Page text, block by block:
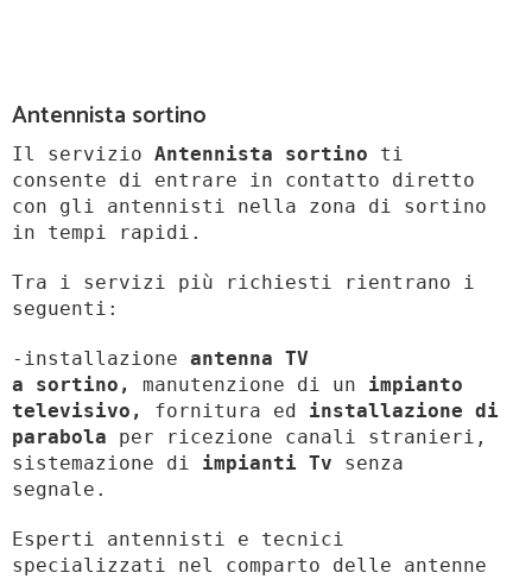
Antennista sortino
Il servizio Antennista sortino ti
consente di entrare in contatto diretto
con gli antennisti nella zona di sortino
in tempi rapidi.
Tra i servizi più richiesti rientrano i
seguenti:
-installazione antenna TV
a sortino, manutenzione di un impianto
televisivo, fornitura ed installazione di
parabola per ricezione canali stranieri,
sistemazione di impianti Tv senza
segnale.
Esperti antennisti e tecnici
specializzati nel comparto delle antenne